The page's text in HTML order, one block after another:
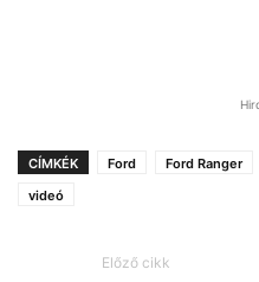
CÍMKÉK Ford Ford Ranger
videó
Előző cikk